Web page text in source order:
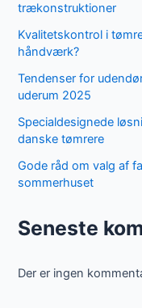
trækonstruktioner
Kvalitetskontrol i
håndværk?
Tendenser for
uderum 2025
Specialdesignede
danske tømrere
Gode råd om valg af
sommerhuset
Seneste
Der er ingen